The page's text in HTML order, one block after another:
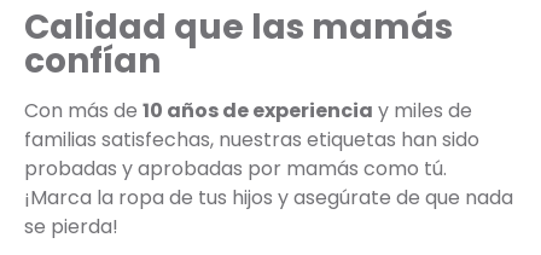
Calidad que las mamás
confían
Con más de 10 años de experiencia y miles de
familias satisfechas, nuestras etiquetas han sido
probadas y aprobadas por mamás como tú.
¡Marca la ropa de tus hijos y asegúrate de que nada
se pierda!